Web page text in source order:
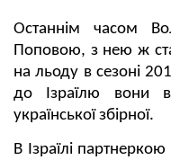
Останнім часом
Поповою, з нею ж
на льоду в сезоні
до Ізраїлю вони
української збірної.
В Ізраїлі